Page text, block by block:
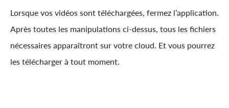
Lorsque vos vidéos sont téléchargées, fermez l’application.
Après toutes les manipulations ci-dessus, tous les fichiers
nécessaires apparaîtront sur votre cloud. Et vous pourrez
les télécharger à tout moment.